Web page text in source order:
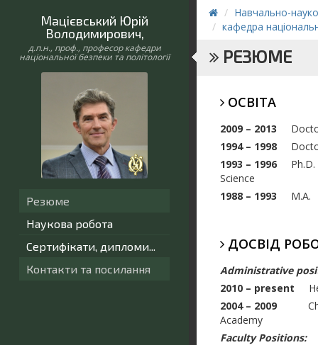
Мацієвський Юрій
Володимирович,
д.п.н., проф., професор кафедри
національної безпеки та політології
Резюме
Наукова робота
Сертифікати, дипломи...
Контакти та посилання
Навчально-
кафедра
РЕЗЮМЕ
ОСВІТА
2009 – 2013
1994 – 1998
1993 – 1996 Ph.D.
Science
1988 – 1993 M.A.
ДОСВІД
Administrative
2010 – present
2004 – 2009
Academy
Faculty Positions: